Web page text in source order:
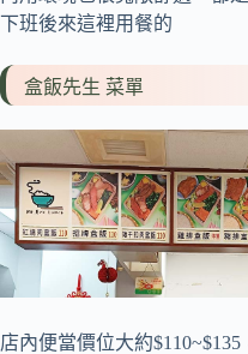
下班後來這裡用餐的
盒飯先生 菜單
店內便當價位大約